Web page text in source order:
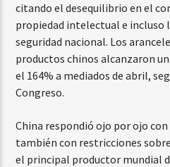
citando el desequilibrio en el
propiedad intelectual e incluso
seguridad nacional. Los
productos chinos alcanzaron
el 164% a mediados de abril,
Congreso.
China respondió ojo por ojo
también con restricciones
el principal productor mundial